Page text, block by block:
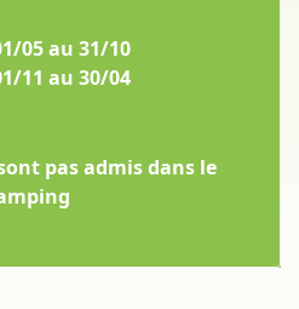
05 au 31/10
11 au 30/04
pas admis dans le